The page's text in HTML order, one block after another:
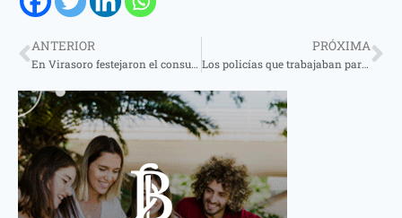
ANTERIOR
En Virasoro festejaron el consumo y fanatismo por el mate del tenista Márton Fucsovics
PRÓXIMA
Los policías que trabajaban para una banda que vendía el kilo de cocaína a 5000 dólares